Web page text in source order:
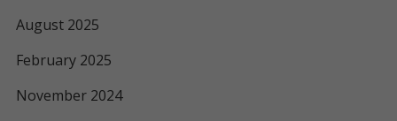
August 2025
February 2025
November 2024